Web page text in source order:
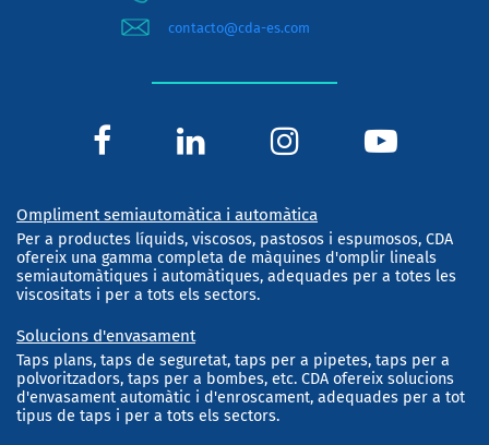
contacto@cda-es.com
Ompliment semiautomàtica i automàtica
Per a productes líquids, viscosos, pastosos i espumosos, CDA
ofereix una gamma completa de màquines d'omplir lineals
semiautomàtiques i automàtiques, adequades per a totes les
viscositats i per a tots els sectors.
Solucions d'envasament
Taps plans, taps de seguretat, taps per a pipetes, taps per a
polvoritzadors, taps per a bombes, etc. CDA ofereix solucions
d'envasament automàtic i d'enroscament, adequades per a tot
tipus de taps i per a tots els sectors.